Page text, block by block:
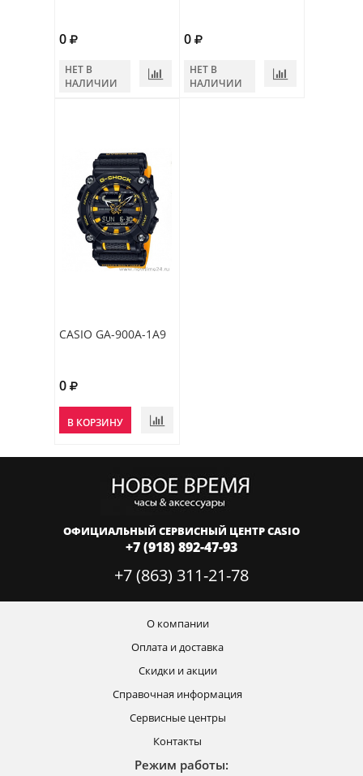
0
НЕТ В
НАЛИЧИИ
0
НЕТ В
НАЛИЧИИ
CASIO GA-900A-1A9
0
В КОРЗИНУ
ОФИЦИАЛЬНЫЙ СЕРВИСНЫЙ ЦЕНТР CASIO
+7 (918) 892-47-93
+7 (863) 311-21-78
О компании
Оплата и доставка
Скидки и акции
Справочная информация
Сервисные центры
Контакты
Режим работы: